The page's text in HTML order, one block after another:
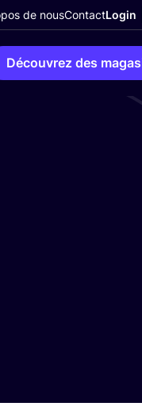
de nousContactLogin
Découvrez des